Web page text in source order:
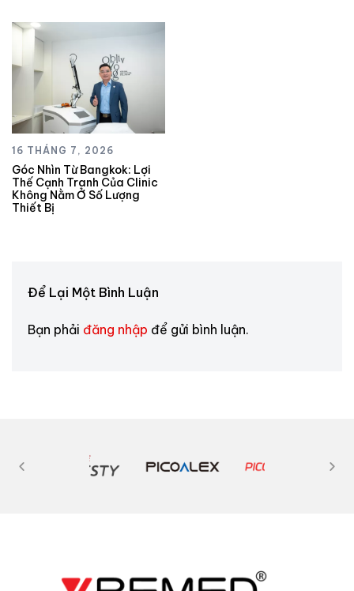
16 THÁNG 7, 2026
Góc Nhìn Từ Bangkok: Lợi
Thế Cạnh Tranh Của Clinic
Không Nằm Ở Số Lượng
Thiết Bị
Để Lại Một Bình Luận
Bạn phải đăng nhập để gửi bình luận.